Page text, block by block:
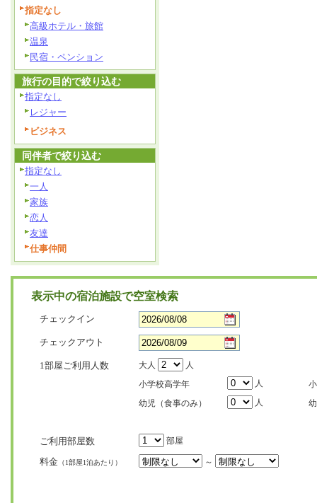
指定なし
高級ホテル・旅館
温泉
民宿・ペンション
旅行の目的で絞り込む
指定なし
レジャー
ビジネス
同伴者で絞り込む
指定なし
一人
家族
恋人
友達
仕事仲間
表示中の宿泊施設で空室検索
チェックイン
チェックアウト
1部屋ご利用人数 大人
人
小学校高学年
人
幼児（食事のみ）
人
ご利用部屋数 部屋
料金 （1部屋1泊あたり） ～